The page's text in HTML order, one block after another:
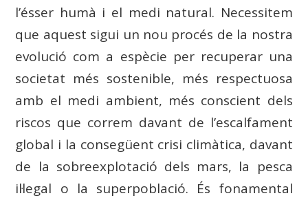
l’ésser humà i el medi natural. Necessitem
que aquest sigui un nou procés de la nostra
evolució com a espècie per recuperar una
societat més sostenible, més respectuosa
amb el medi ambient, més conscient dels
riscos que correm davant de l’escalfament
global i la consegüent crisi climàtica, davant
de la sobreexplotació dels mars, la pesca
il·legal o la superpoblació. És fonamental